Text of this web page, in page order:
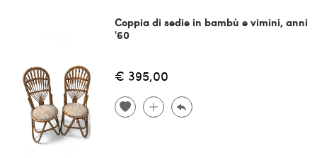
Coppia di sedie in bambù e vimini, anni
'60
€ 395,00